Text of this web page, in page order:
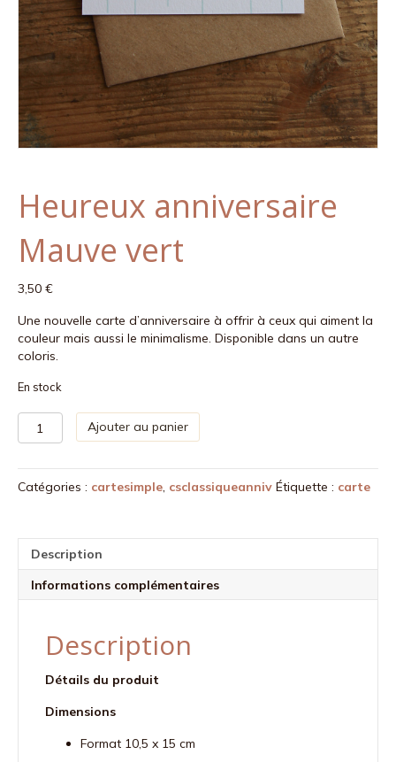
Heureux anniversaire
Mauve vert
3,50 €
Une nouvelle carte d’anniversaire à offrir à ceux qui aiment la
couleur mais aussi le minimalisme. Disponible dans un autre
coloris.
En stock
quantité
de
anniversaire
Mauve
Ajouter au panier
Catégories : cartesimple, csclassiqueanniv Étiquette : carte
Description
Informations complémentaires
Description
Détails du produit
Dimensions
Format 10,5 x 15 cm